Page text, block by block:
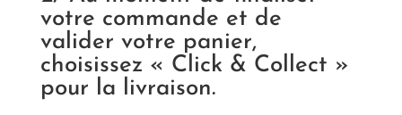
votre commande et de
valider votre panier,
choisissez « Click & Collect »
pour la livraison.